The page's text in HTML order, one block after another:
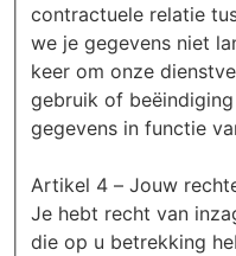
contractuele relatie
we je gegevens niet
keer om onze
gebruik of
gegevens in functie
Artikel 4 – Jouw
Je hebt recht van
die op u betrekking